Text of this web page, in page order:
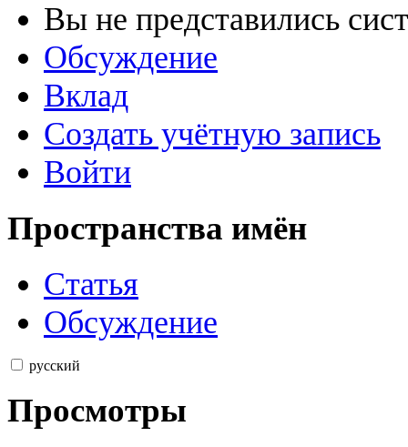
Вы не представились
Обсуждение
Вклад
Создать учётную запись
Войти
Пространства имён
Статья
Обсуждение
русский
Просмотры